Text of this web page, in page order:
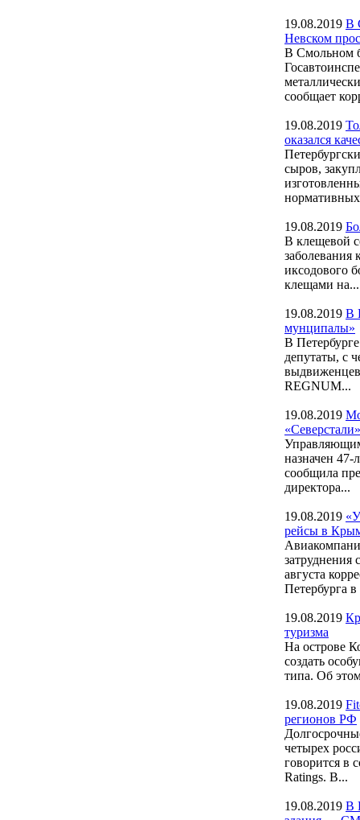
19.08.2019 В
Невском
В Смольном
сообщает
19.08.2019
оказался
сыров,
19.08.2019
В клещевой
заболевания
иксодового
клещами на...
19.08.2019 В
мунципалы»
В
депутаты, с
REGNUM...
19.08.2019
«Северстали»
назначен 47-
сообщила
директора...
19.08.2019
рейсы в
затруднения
августа
Петербурга
19.08.2019
туризма
На острове
создать
типа. Об
19.08.2019
регионов РФ
четырех
говорится в
Ratings. В...
19.08.2019 В